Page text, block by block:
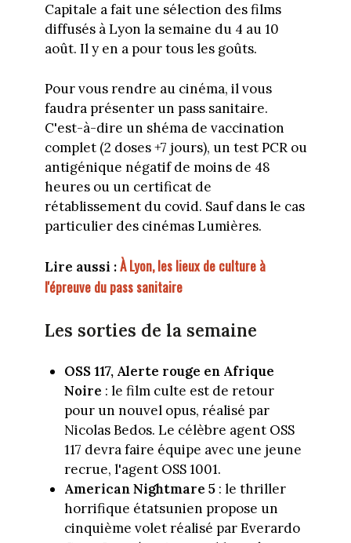
Capitale a fait une sélection des films
diffusés à Lyon la semaine du 4 au 10
août. Il y en a pour tous les goûts.
Pour vous rendre au cinéma, il vous
faudra présenter un pass sanitaire.
C'est-à-dire un shéma de vaccination
complet (2 doses +7 jours), un test PCR ou
antigénique négatif de moins de 48
heures ou un certificat de
rétablissement du covid. Sauf dans le cas
particulier des cinémas Lumières.
Lire aussi :À Lyon, les lieux de culture à
l'épreuve du pass sanitaire
Les sorties de la semaine
OSS 117, Alerte rouge en Afrique
Noire : le film culte est de retour
pour un nouvel opus, réalisé par
Nicolas Bedos. Le célèbre agent OSS
117 devra faire équipe avec une jeune
recrue, l'agent OSS 1001.
American Nightmare 5 : le thriller
horrifique étatsunien propose un
cinquième volet réalisé par Everardo